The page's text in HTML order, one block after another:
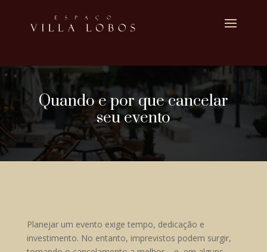
Quando e por que cancelar
seu evento
Planejar um evento exige tempo, dedicação e
investimento. No entanto, imprevistos podem surgir,